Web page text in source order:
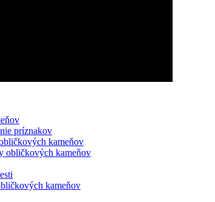
príznakov
kameňov
obličkových kameňov
kameňov